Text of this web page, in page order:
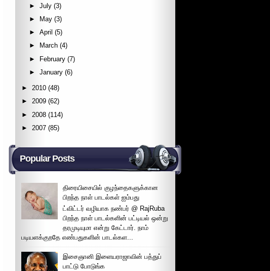
►July (3)
►
May (3)
►April (5)
►
March (4)
► February (7)
►January (6)
► 2010 (48)
► 2009 (62)
► 2008 (114)
► 2007 (85)
Popular Posts
திரையிசையில் குழந்தைகளுக்கான
பிறந்த நாள் பாடல்கள் ஐம்பது
ட்விட்டர் வழியாக நண்பர் @ RajRuba
பிறந்த நாள் பாடல்களின் பட்டியல் ஒன்று
தரமுடியுமா என்று கேட்டார். நாம்
படியளக்குறதே எண்பதுகளின் பாடல்கள...
இசைஞானி இளையராஜாவின் பத்துப்
பாட்டு போடுங்க